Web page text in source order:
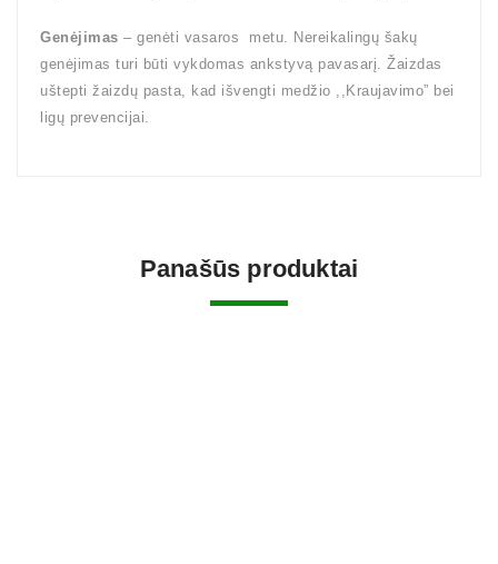
Genėjimas – genėti vasaros metu. Nereikalingų šakų
genėjimas turi būti vykdomas ankstyvą pavasarį. Žaizdas
uštepti žaizdų pasta, kad išvengti medžio ,,Kraujavimo” bei
ligų prevencijai.
Panašūs produktai